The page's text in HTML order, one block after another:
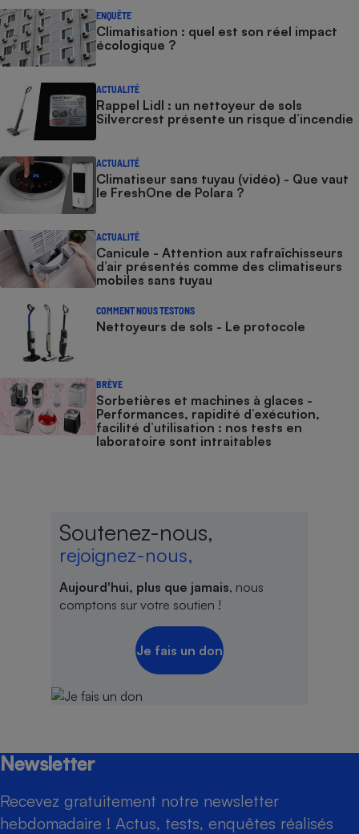
ENQUÊTE
Climatisation : quel est son réel impact
écologique ?
ACTUALITÉ
Rappel Lidl : un nettoyeur de sols
Silvercrest présente un risque d’incendie
ACTUALITÉ
Climatiseur sans tuyau (vidéo) - Que vaut
le FreshOne de Polara ?
ACTUALITÉ
Canicule - Attention aux rafraîchisseurs
d’air présentés comme des climatiseurs
mobiles sans tuyau
COMMENT NOUS TESTONS
Nettoyeurs de sols - Le protocole
BRÈVE
Sorbetières et machines à glaces​​​​​​ -
Performances, rapidité d’exécution,
facilité d’utilisation : nos tests en
laboratoire sont intraitables
Soutenez-nous,
rejoignez-nous,
Aujourd'hui, plus que jamais, nous
comptons sur votre soutien !
Je fais un don
Newsletter
Recevez gratuitement notre newsletter
hebdomadaire ! Actus, tests, enquêtes réalisés